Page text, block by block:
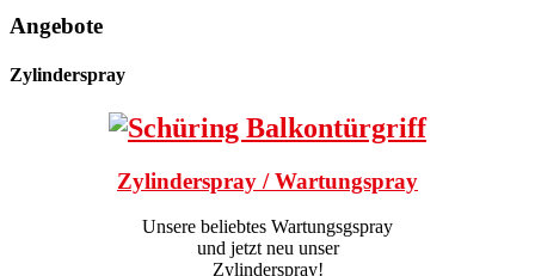
Angebote
Zylinderspray
Zylinderspray / Wartungspray
Unsere beliebtes Wartungsgspray
und jetzt neu unser
Zylinderspray!